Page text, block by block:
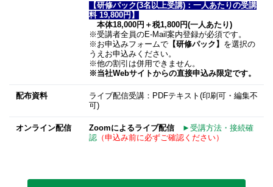
【研修パック(3名以上受講)：一人あたりの受講
料 19,800円】
本体18,000円＋税1,800円(一人あたり)
※受講者全員のE-Mail案内登録が必須です。
※お申込みフォームで【研修パック】
を選択の
うえお申込みください。
※他の割引は併用できません。
※当社Webサイトからの直接申込み限定です。
配布資料
ライブ配信受講：PDFテキスト(印刷可・編集不
可)
オンライン配信 Zoomによるライブ配信
►受講方法・接続確
認（申込み前に必ずご確認ください）